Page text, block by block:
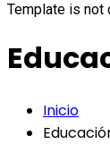
Template is not
Inicio